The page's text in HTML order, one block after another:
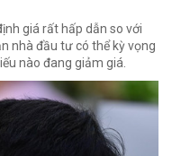
giá rất hấp dẫn so với
nhà đầu tư có thể kỳ vọng
nào đang giảm giá.